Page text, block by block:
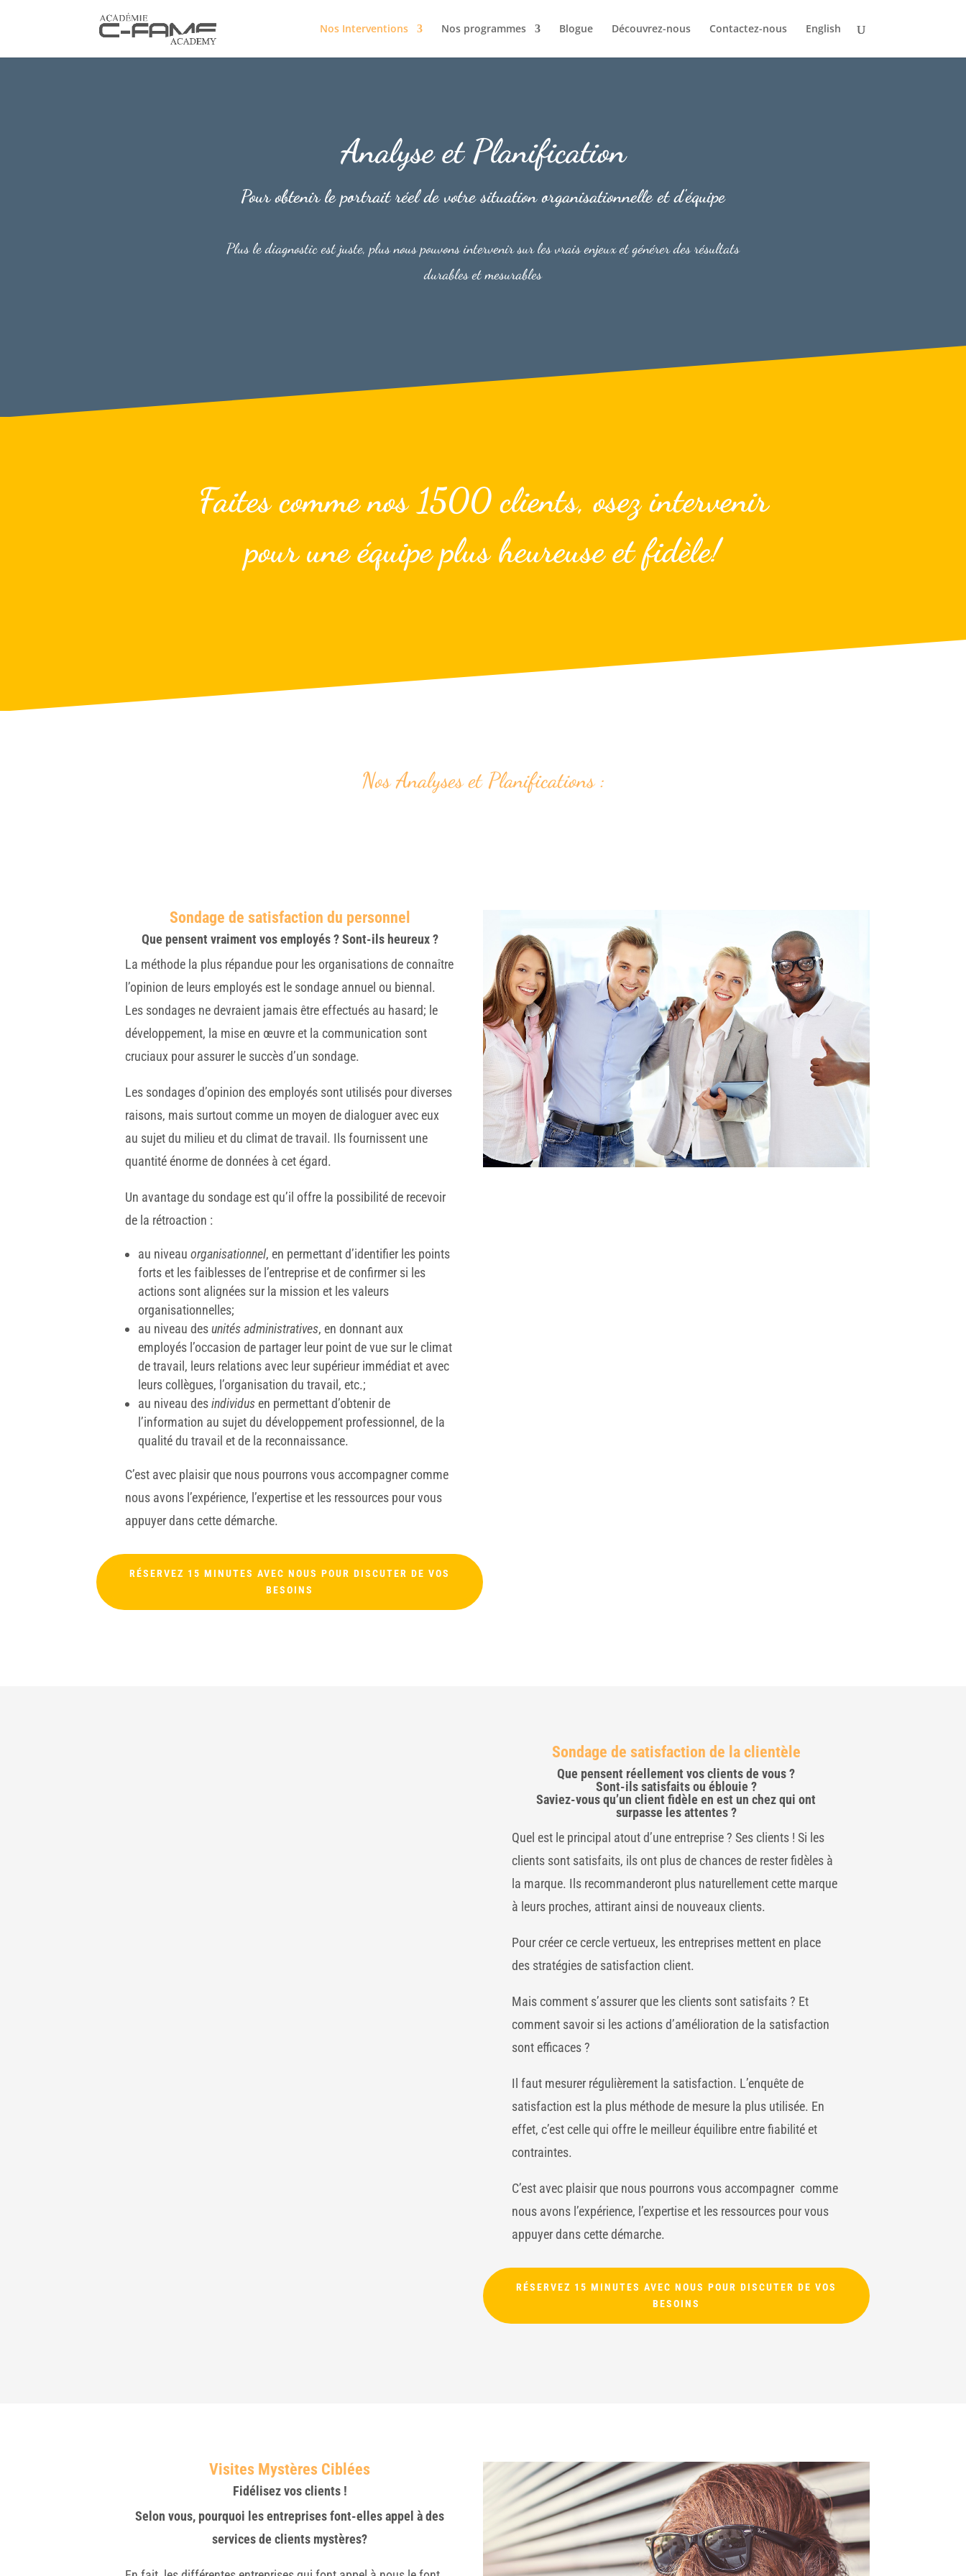
Nos Interventions Nos programmes Blogue Découvrez-nous Contactez-nous English
Analyse et Planification
Pour obtenir le portrait réel de votre situation organisationnelle et d'équipe
Plus le diagnostic est juste, plus nous pouvons intervenir sur les vrais enjeux et générer des résultats
durables et mesurables
Faites comme nos 1500 clients, osez intervenir
pour une équipe plus heureuse et fidèle!
Nos Analyses et Planifications :
Sondage de satisfaction du personnel
Que pensent vraiment vos employés ? Sont-ils heureux ?
La méthode la plus répandue pour les organisations de connaître
l’opinion de leurs employés est le sondage annuel ou biennal.
Les sondages ne devraient jamais être effectués au hasard; le
développement, la mise en œuvre et la communication sont
cruciaux pour assurer le succès d’un sondage.
Les sondages d’opinion des employés sont utilisés pour diverses
raisons, mais surtout comme un moyen de dialoguer avec eux
au sujet du milieu et du climat de travail. Ils fournissent une
quantité énorme de données à cet égard.
Un avantage du sondage est qu’il offre la possibilité de recevoir
de la rétroaction :
au niveauorganisationnel, en permettant d’identifier les points
forts et les faiblesses de l’entreprise et de confirmer si les
actions sont alignées sur la mission et les valeurs
organisationnelles;
au niveau desunités administratives, en donnant aux
employés l’occasion de partager leur point de vue sur le climat
de travail, leurs relations avec leur supérieur immédiat et avec
leurs collègues, l’organisation du travail, etc.;
au niveau desindividus en permettant d’obtenir de
l’information au sujet du développement professionnel, de la
qualité du travail et de la reconnaissance.
C’est avec plaisir que nous pourrons vous accompagner comme
nous avons l’expérience, l’expertise et les ressources pour vous
appuyer dans cette démarche.
RÉSERVEZ 15 MINUTES AVEC NOUS POUR DISCUTER DE VOS
BESOINS
Sondage de satisfaction de la clientèle
Que pensent réellement vos clients de vous ?
Sont-ils satisfaits ou éblouie ?
Saviez-vous qu’un client fidèle en est un chez qui ont
surpasse les attentes ?
Quel est le principal atout d’une entreprise ? Ses clients ! Si les
clients sont satisfaits, ils ont plus de chances de rester fidèles à
la marque. Ils recommanderont plus naturellement cette marque
à leurs proches, attirant ainsi de nouveaux clients.
Pour créer ce cercle vertueux, les entreprises mettent en place
des stratégies de satisfaction client.
Mais comment s’assurer que les clients sont satisfaits ? Et
comment savoir si les actions d’amélioration de la satisfaction
sont efficaces ?
Il faut mesurer régulièrement la satisfaction. L’enquête de
satisfaction est la plus méthode de mesure la plus utilisée. En
effet, c’est celle qui offre le meilleur équilibre entre fiabilité et
contraintes.
C’est avec plaisir que nous pourrons vous accompagner comme
nous avons l’expérience, l’expertise et les ressources pour vous
appuyer dans cette démarche.
RÉSERVEZ 15 MINUTES AVEC NOUS POUR DISCUTER DE VOS
BESOINS
Visites Mystères Ciblées
Fidélisez vos clients !
Selon vous, pourquoi les entreprises font-elles appel à des
services de clients mystères?